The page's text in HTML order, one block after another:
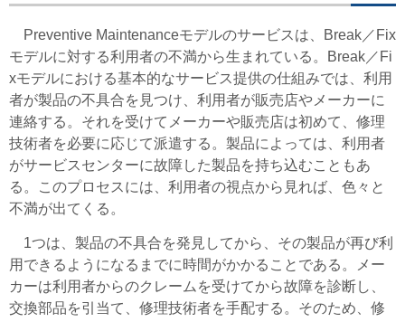
Preventive Maintenanceモデルのサービスは、Break／Fix
モデルに対する利用者の不満から生まれている。Break／Fi
xモデルにおける基本的なサービス提供の仕組みでは、利用
者が製品の不具合を見つけ、利用者が販売店やメーカーに
連絡する。それを受けてメーカーや販売店は初めて、修理
技術者を必要に応じて派遣する。製品によっては、利用者
がサービスセンターに故障した製品を持ち込むこともあ
る。このプロセスには、利用者の視点から見れば、色々と
不満が出てくる。
1つは、製品の不具合を発見してから、その製品が再び利
用できるようになるまでに時間がかかることである。メー
カーは利用者からのクレームを受けてから故障を診断し、
交換部品を引当て、修理技術者を手配する。そのため、修